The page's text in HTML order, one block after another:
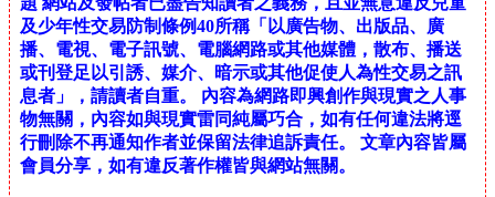
及少年性交易防制條例40所稱「以廣告物、出版品、廣
播、電視、電子訊號、電腦網路或其他媒體，散布、播送
或刊登足以引誘、媒介、暗示或其他促使人為性交易之訊
息者」，請讀者自重。 內容為網路即興創作與現實之人事
物無關，內容如與現實雷同純屬巧合，如有任何違法將逕
行刪除不再通知作者並保留法律追訴責任。 文章內容皆屬
會員分享，如有違反著作權皆與網站無關。